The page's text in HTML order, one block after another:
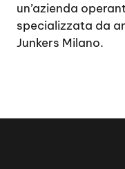
un’azienda
specializzata da
Junkers Milano.